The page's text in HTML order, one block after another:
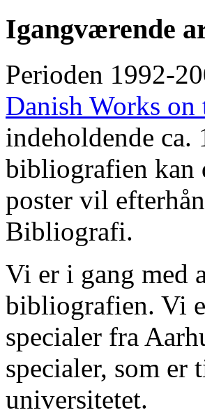
Igangværende
Perioden 1992-
Danish Works
indeholdende
bibliografien kan
poster vil
Bibliografi.
Vi er i gang med
bibliografien. Vi
specialer fra
specialer, som er
universitetet.